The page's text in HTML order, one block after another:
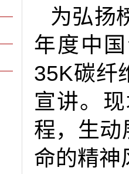
为弘扬
年度中
35K碳纤
宣讲。
程，生动
命的精神